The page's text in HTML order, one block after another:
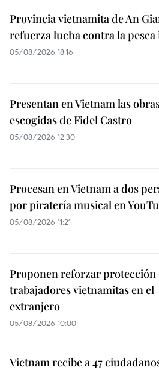
Provincia vietnamita de An
refuerza lucha contra la pesca
05/08/2026 18:16
Presentan en Vietnam las
escogidas de Fidel Castro
05/08/2026 12:30
Procesan en Vietnam a dos
por piratería musical en
05/08/2026 11:21
Proponen reforzar protección
trabajadores vietnamitas en el
extranjero
05/08/2026 10:00
Vietnam recibe a 47